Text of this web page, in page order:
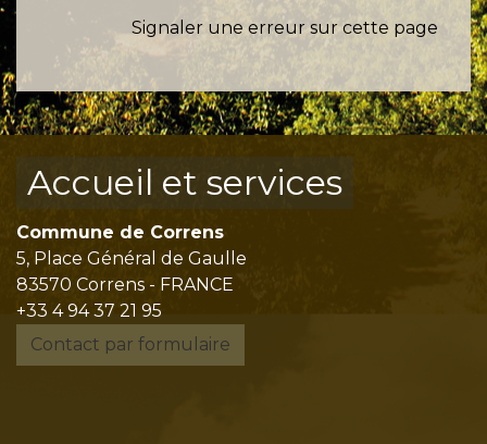
Signaler une erreur sur cette page
Accueil et services
Commune de Correns
5, Place Général de Gaulle
83570 Correns - FRANCE
+33 4 94 37 21 95
Contact par formulaire